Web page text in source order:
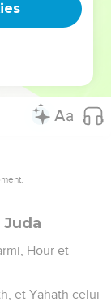
Used by permission.
Hour et
et Yahath celui